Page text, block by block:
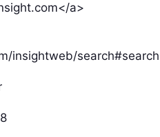
a>
insightweb/